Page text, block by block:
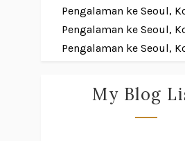
Pengalaman ke Seoul,
Pengalaman ke Seoul,
Pengalaman ke Seoul,
My Blog